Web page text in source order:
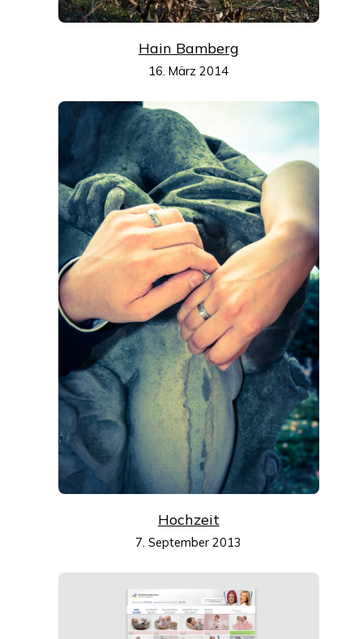
Hain Bamberg
16. März 2014
Hochzeit
7. September 2013